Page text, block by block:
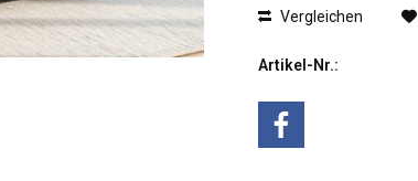
Vergleichen
Artikel-Nr.: